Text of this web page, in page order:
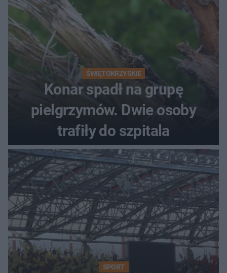
ŚWIĘTOKRZYSKIE
Konar spadł na grupę
pielgrzymów. Dwie osoby
trafiły do szpitala
SPORT